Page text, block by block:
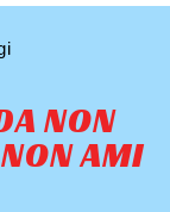
NON
AMI